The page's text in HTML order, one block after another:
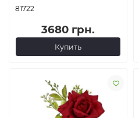
81722
3680 грн.
Купить